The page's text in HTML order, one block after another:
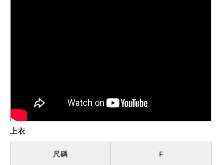
上衣
尺碼 F